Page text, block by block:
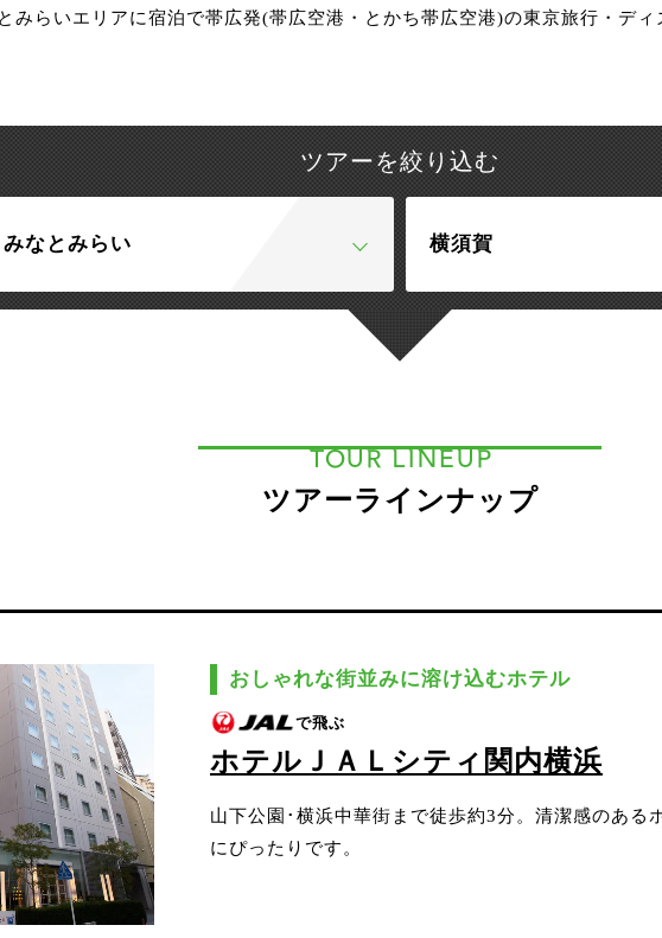
みらいエリアに宿泊で帯広発(帯広空港・とかち帯広空港)の東京旅行・ディ
ツアーを絞り込む
なとみらい 横須賀
TOUR LINEUP
ツアーラインナップ
おしゃれな街並みに溶け込むホテル
で飛ぶ
ホテルＪＡＬシティ関内横浜
山下公園･横浜中華街まで徒歩約3分。清潔感のある
にぴったりです。